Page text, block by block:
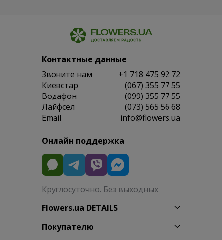
Контактные данные
Звоните нам
+1 718 475 92 72
Киевстар
(067) 355 77 55
Водафон
(099) 355 77 55
Лайфсел
(073) 565 56 68
Email
info@flowers.ua
Онлайн поддержка
Круглосуточно. Без выходных
Flowers.ua DETAILS
Покупателю